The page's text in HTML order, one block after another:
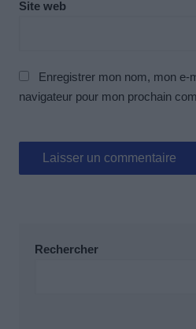
Site web
Enregistrer mon nom, mon e-
navigateur pour mon prochain
Rechercher